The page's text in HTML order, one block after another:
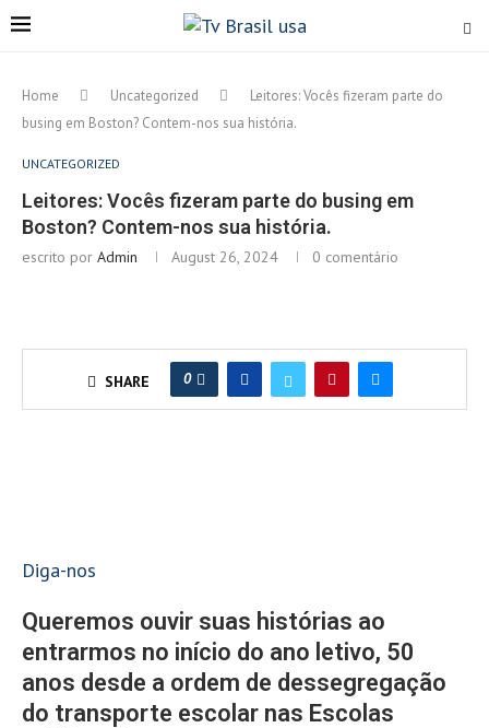
Home Uncategorized
Leitores: Vocês fizeram parte do
busing em Boston? Contem-nos sua história.
UNCATEGORIZED
Leitores: Vocês fizeram parte do busing em
Boston? Contem-nos sua história.
escrito por Admin August 26, 2024 0 comentário
SHARE 0
Diga-nos
Queremos ouvir suas histórias ao
entrarmos no início do ano letivo, 50
anos desde a ordem de dessegregação
do transporte escolar nas Escolas